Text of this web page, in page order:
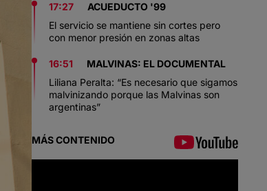
17:27
ACUEDUCTO '99
El servicio se mantiene sin cortes pero
con menor presión en zonas altas
16:51
MALVINAS: EL DOCUMENTAL
Liliana Peralta: “Es necesario que sigamos
malvinizando porque las Malvinas son
argentinas”
MÁS CONTENIDO